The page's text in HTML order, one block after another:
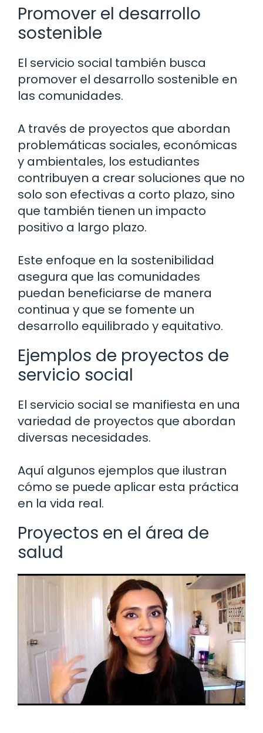
Promover el desarrollo
sostenible
El servicio social también busca
promover el desarrollo sostenible en
las comunidades.
A través de proyectos que abordan
problemáticas sociales, económicas
y ambientales, los estudiantes
contribuyen a crear soluciones que no
solo son efectivas a corto plazo, sino
que también tienen un impacto
positivo a largo plazo.
Este enfoque en la sostenibilidad
asegura que las comunidades
puedan beneficiarse de manera
continua y que se fomente un
desarrollo equilibrado y equitativo.
Ejemplos de proyectos de
servicio social
El servicio social se manifiesta en una
variedad de proyectos que abordan
diversas necesidades.
Aquí algunos ejemplos que ilustran
cómo se puede aplicar esta práctica
en la vida real.
Proyectos en el área de
salud